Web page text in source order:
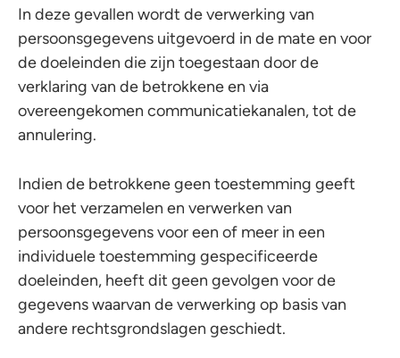
In deze gevallen wordt de verwerking van
persoonsgegevens uitgevoerd in de mate en voor
de doeleinden die zijn toegestaan door de
verklaring van de betrokkene en via
overeengekomen communicatiekanalen, tot de
annulering.
Indien de betrokkene geen toestemming geeft
voor het verzamelen en verwerken van
persoonsgegevens voor een of meer in een
individuele toestemming gespecificeerde
doeleinden, heeft dit geen gevolgen voor de
gegevens waarvan de verwerking op basis van
andere rechtsgrondslagen geschiedt.